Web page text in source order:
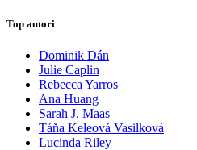
Top autori
Dominik Dán
Julie Caplin
Rebecca Yarros
Ana Huang
Sarah J. Maas
Táňa Keleová Vasilková
Lucinda Riley